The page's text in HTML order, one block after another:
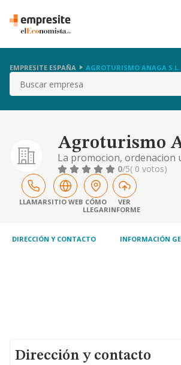
EMPRESITE ESPAÑA AGROTURISMO ANAGA S.L.
Buscar
Agroturismo
La promocion, ordenacion
parcelacion de terrenos
mediante la realizacion de
urbanisticas oportunas, asi
ejecucion de obras,
instalaciones, servicios
0/5( 0 votos)
LLAMARSITIO WEB CÓMO
LLEGAR
VER
INFORME
DIRECCIÓN Y CONTACTO INFORMACIÓN
Dirección y contacto